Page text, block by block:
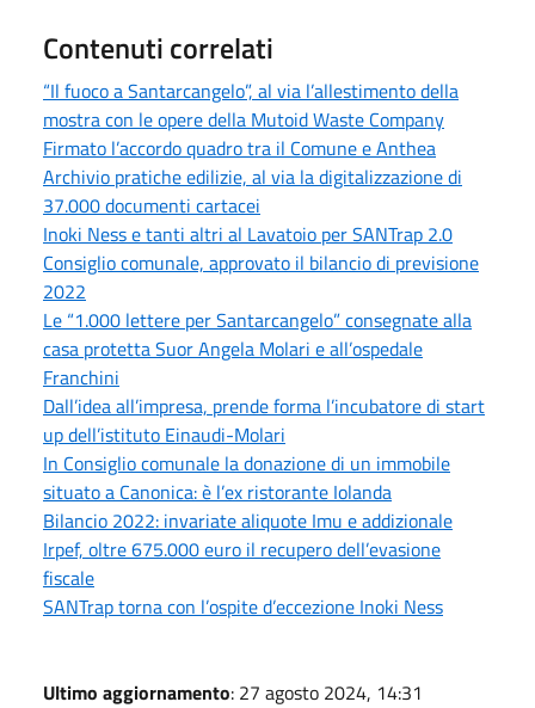
Contenuti correlati
“Il fuoco a Santarcangelo”, al via l’allestimento della
mostra con le opere della Mutoid Waste Company
Firmato l’accordo quadro tra il Comune e Anthea
Archivio pratiche edilizie, al via la digitalizzazione di
37.000 documenti cartacei
Inoki Ness e tanti altri al Lavatoio per SANTrap 2.0
Consiglio comunale, approvato il bilancio di previsione
2022
Le “1.000 lettere per Santarcangelo” consegnate alla
casa protetta Suor Angela Molari e all’ospedale
Franchini
Dall’idea all’impresa, prende forma l’incubatore di start
up dell’istituto Einaudi-Molari
In Consiglio comunale la donazione di un immobile
situato a Canonica: è l’ex ristorante Iolanda
Bilancio 2022: invariate aliquote Imu e addizionale
Irpef, oltre 675.000 euro il recupero dell’evasione
fiscale
SANTrap torna con l’ospite d’eccezione Inoki Ness
Ultimo aggiornamento: 27 agosto 2024, 14:31